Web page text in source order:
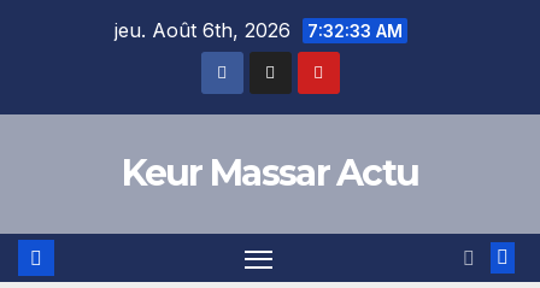
jeu. Août 6th, 2026 7:32:33 AM
Keur Massar Actu